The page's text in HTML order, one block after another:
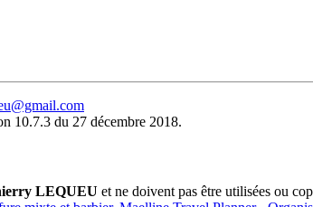
10.7.3 du 27 décembre 2018.
LEQUEU et ne doivent pas être utilisées ou